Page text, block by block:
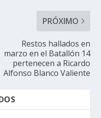
PRÓXIMO
Restos hallados en
marzo en el Batallón 14
pertenecen a Ricardo
Alfonso Blanco Valiente